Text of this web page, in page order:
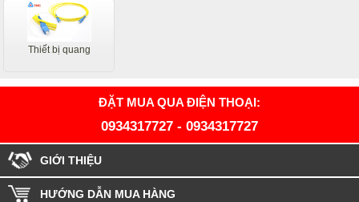
Thiết bị quang
ĐẶT MUA QUA ĐIỆN THOẠI:
0934317727 - 0934317727
GIỚI THIỆU
HƯỚNG DẪN MUA HÀNG